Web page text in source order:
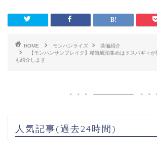
HOME モンハンライズ
装備紹介
【モンハンサンブレイク】精気琥珀集めはドスバギィ
も紹介します
人気記事(過去24時間)